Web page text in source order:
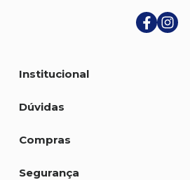
Institucional
Dúvidas
Compras
Segurança